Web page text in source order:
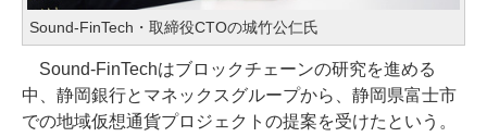
Sound-FinTech・取締役CTOの城竹公仁氏
Sound-FinTechはブロックチェーンの研究を進める
中、静岡銀行とマネックスグループから、静岡県富士市
での地域仮想通貨プロジェクトの提案を受けたという。